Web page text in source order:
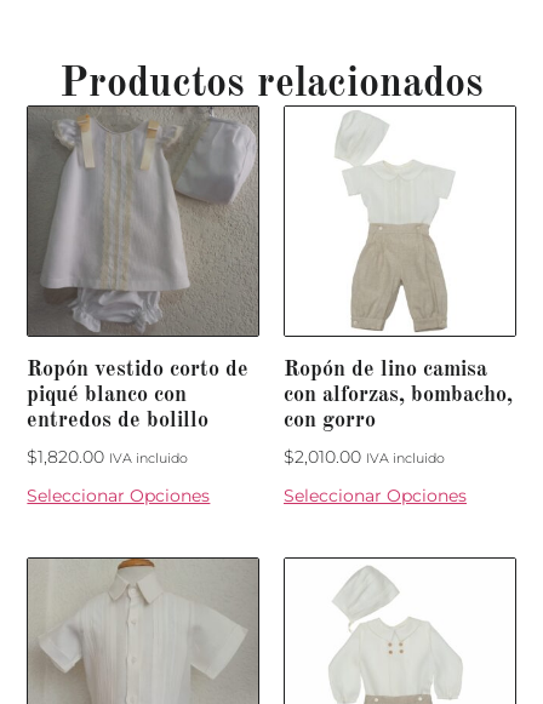
Productos relacionados
Ropón vestido corto de
piqué blanco con
entredos de bolillo
$1,820.00 IVA incluido
Seleccionar Opciones
Ropón de lino camisa
con alforzas, bombacho,
con gorro
$2,010.00 IVA incluido
Seleccionar Opciones